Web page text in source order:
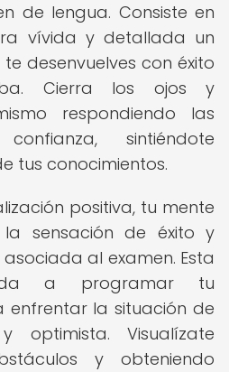
de lengua. Consiste en
vívida y detallada un
desenvuelves con éxito
Cierra los ojos y
respondiendo las
sintiéndote
tus conocimientos.
positiva, tu mente
sensación de éxito y
al examen. Esta
a programar tu
enfrentar la situación de
optimista. Visualízate
y obteniendo